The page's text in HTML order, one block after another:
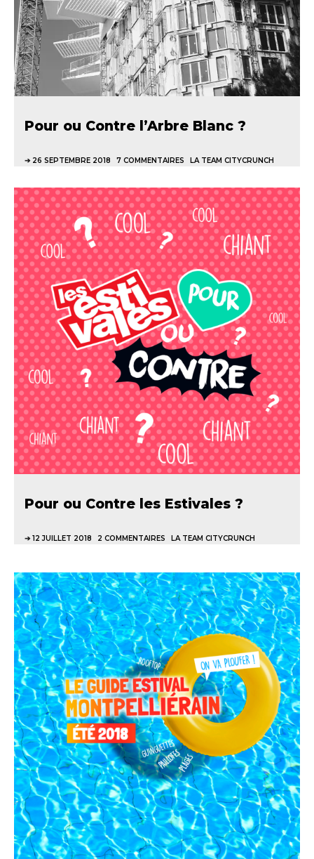
Pour ou Contre l’Arbre Blanc ?
26 SEPTEMBRE 2018 7 COMMENTAIRES LA TEAM CITYCRUNCH
Pour ou Contre les Estivales ?
12 JUILLET 2018 2 COMMENTAIRES LA TEAM CITYCRUNCH